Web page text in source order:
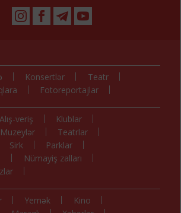
Konsertlər
Teatr
Fotoreportajlar
Alış-veriş
Klublar
Muzeylər
Teatrlar
Sirk
Parklar
Nümayiş zalları
Yemək
Kino